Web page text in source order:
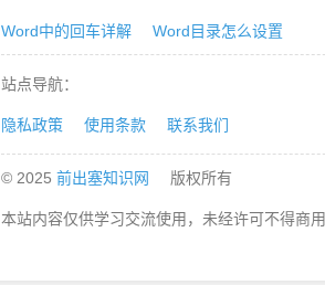
Word中的回车详解 Word目录怎么设置
站点导航：
隐私政策 使用条款 联系我们
© 2025 前出塞知识网 版权所有
本站内容仅供学习交流使用，未经许可不得商用